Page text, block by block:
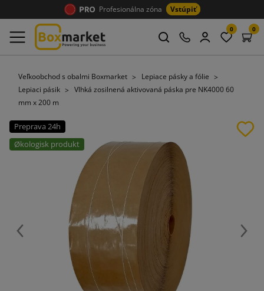
Profesionálna zóna Vstúpiť
0 0
Veľkoobchod s obalmi Boxmarket
Lepiace pásky a fólie
Lepiaci pásik
Vlhká zosilnená aktivovaná páska pre NK4000 60
mm x 200 m
Preprava 24h
Økologisk produkt
Späť Ďalej